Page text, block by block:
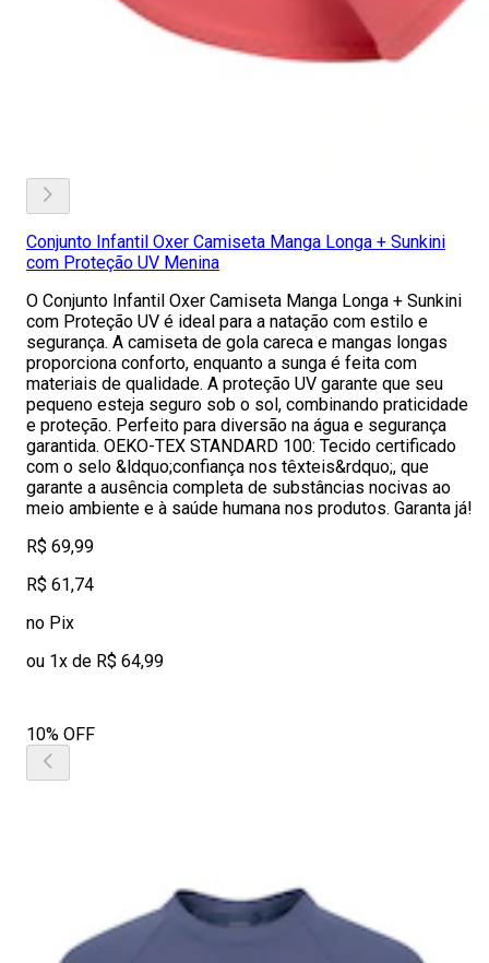
Conjunto Infantil Oxer Camiseta Manga Longa + Sunkini
com Proteção UV Menina
O Conjunto Infantil Oxer Camiseta Manga Longa + Sunkini
com Proteção UV é ideal para a natação com estilo e
segurança. A camiseta de gola careca e mangas longas
proporciona conforto, enquanto a sunga é feita com
materiais de qualidade. A proteção UV garante que seu
pequeno esteja seguro sob o sol, combinando praticidade
e proteção. Perfeito para diversão na água e segurança
garantida. OEKO-TEX STANDARD 100: Tecido certificado
com o selo &ldquo;confiança nos têxteis&rdquo;, que
garante a ausência completa de substâncias nocivas ao
meio ambiente e à saúde humana nos produtos. Garanta já!
R$ 69,99
R$ 61,74
no Pix
ou 1x de R$ 64,99
10% OFF